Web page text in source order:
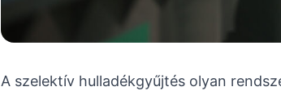
A szelektív hulladékgyűjtés olyan